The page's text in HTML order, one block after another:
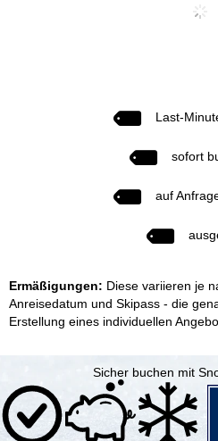
Last-
sofort
auf
Ermäßigungen: Diese variieren je
Anreisedatum und Skipass - die
Erstellung eines individuellen
Sicher buchen mit